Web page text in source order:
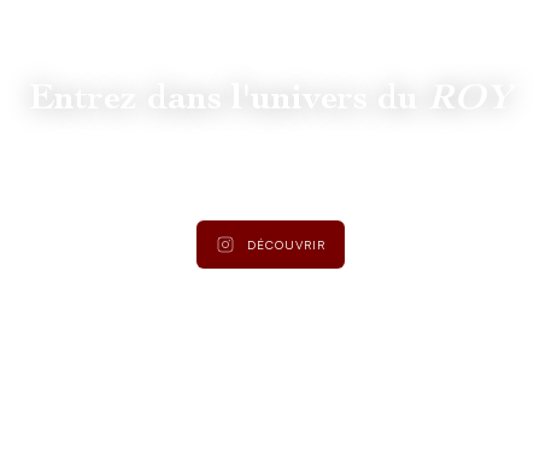
ROY
DÉCOUVRIR